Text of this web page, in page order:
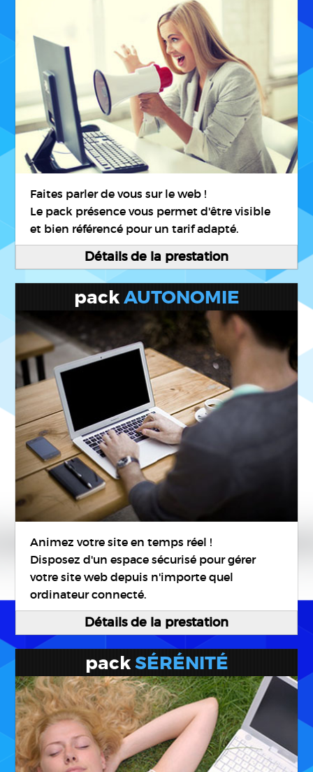
Faites parler de vous sur le web !
Le pack présence vous permet d'être visible
et bien référencé pour un tarif adapté.
Détails de la prestation
packAUTONOMIE
Animez votre site en temps réel !
Disposez d'un espace sécurisé pour gérer
votre site web depuis n'importe quel
ordinateur connecté.
Détails de la prestation
packSÉRÉNITÉ